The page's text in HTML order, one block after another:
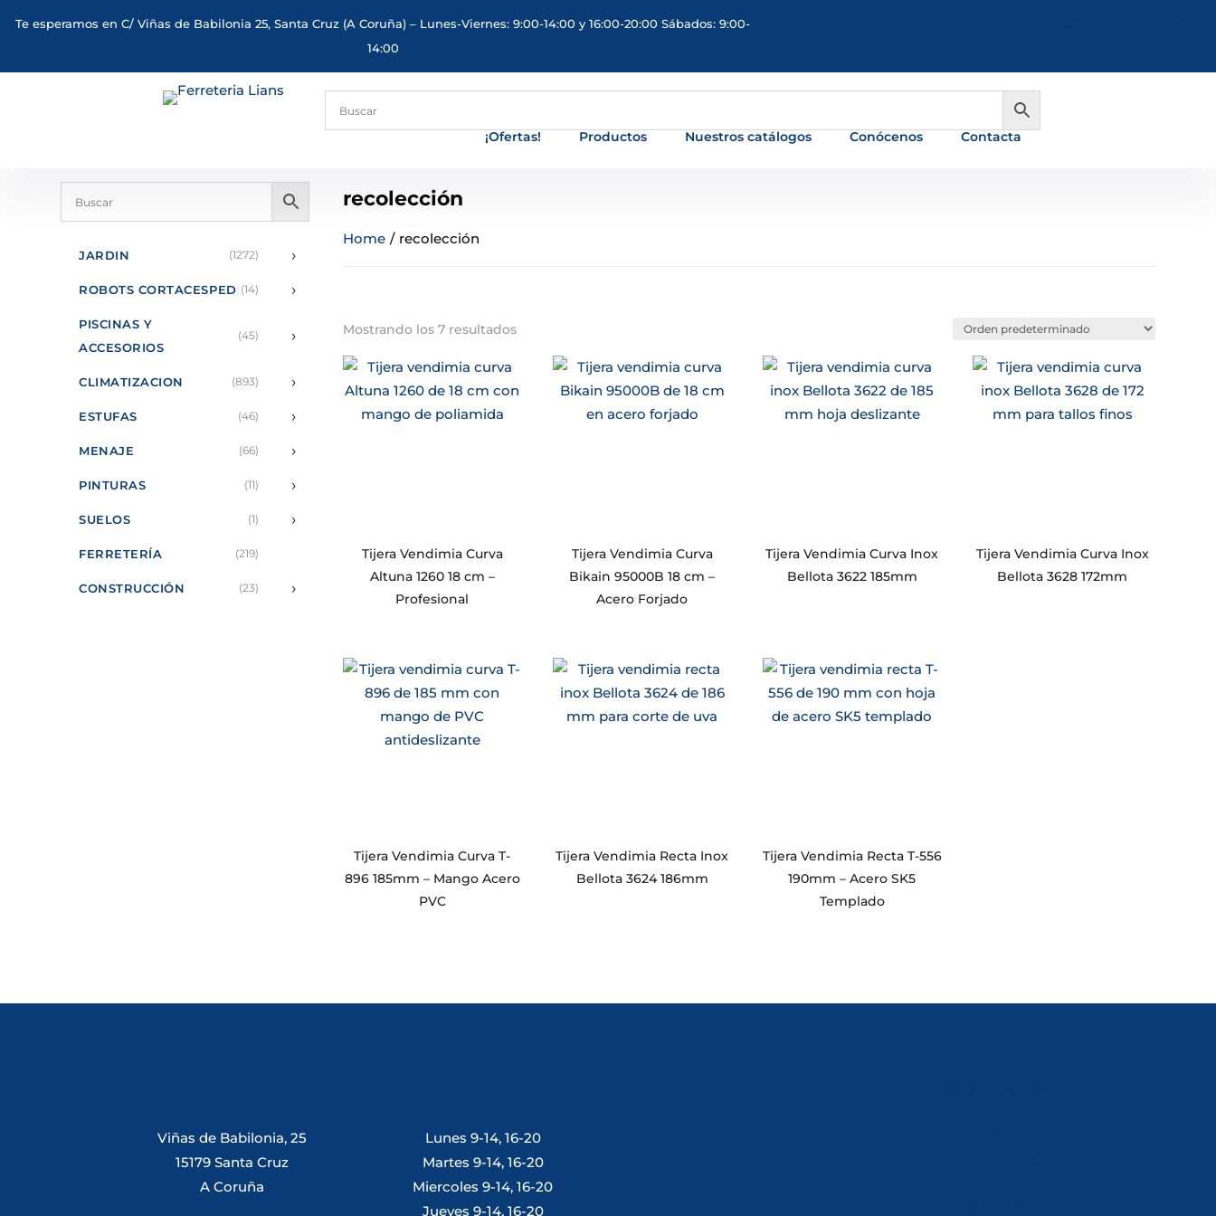
Te esperamos en C/ Viñas de Babilonia 25, Santa Cruz (A Coruña) – Lunes-Viernes: 9:00-14:00 y 16:00-20:00 Sábados: 9:00-
14:00
¡Ofertas! Productos Nuestros catálogos Conócenos Contacta
JARDIN (1272) ›
ROBOTS CORTACESPED (14) ›
PISCINAS Y
ACCESORIOS
(45) ›
CLIMATIZACION (893) ›
ESTUFAS (46) ›
MENAJE (66) ›
PINTURAS (11) ›
SUELOS (1) ›
FERRETERÍA (219)
CONSTRUCCIÓN (23) ›
recolección
Home / recolección
Mostrando los 7 resultados
Tijera Vendimia Curva
Altuna 1260 18 cm –
Profesional
Tijera Vendimia Curva
Bikain 95000B 18 cm –
Acero Forjado
Tijera Vendimia Curva Inox
Bellota 3622 185mm
Tijera Vendimia Curva Inox
Bellota 3628 172mm
Tijera Vendimia Curva T-
896 185mm – Mango Acero
PVC
Tijera Vendimia Recta Inox
Bellota 3624 186mm
Tijera Vendimia Recta T-556
190mm – Acero SK5
Templado
Viñas de Babilonia, 25
15179 Santa Cruz
A Coruña
Lunes 9-14, 16-20
Martes 9-14, 16-20
Miercoles 9-14, 16-20
Jueves 9-14, 16-20